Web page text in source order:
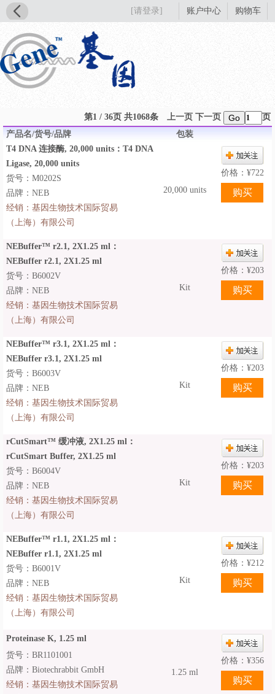
[请登录] 账户中心 购物车
第1 / 36页 共1068条 上一页 下一页 Go
页
产品名/货号/品牌
包装
T4 DNA 连接酶, 20,000 units：T4 DNA
Ligase, 20,000 units
20,000 units
价格： ¥722
货号：M0202S
品牌：NEB
经销： 基因生物技术国际贸易
（上海）有限公司
NEBuffer™ r2.1, 2X1.25 ml：
NEBuffer r2.1, 2X1.25 ml
Kit
价格： ¥203
货号：B6002V
品牌：NEB
经销： 基因生物技术国际贸易
（上海）有限公司
NEBuffer™ r3.1, 2X1.25 ml：
NEBuffer r3.1, 2X1.25 ml
Kit
价格： ¥203
货号：B6003V
品牌：NEB
经销： 基因生物技术国际贸易
（上海）有限公司
rCutSmart™ 缓冲液, 2X1.25 ml：
rCutSmart Buffer, 2X1.25 ml
Kit
价格： ¥203
货号：B6004V
品牌：NEB
经销： 基因生物技术国际贸易
（上海）有限公司
NEBuffer™ r1.1, 2X1.25 ml：
NEBuffer r1.1, 2X1.25 ml
Kit
价格： ¥212
货号：B6001V
品牌：NEB
经销： 基因生物技术国际贸易
（上海）有限公司
Proteinase K, 1.25 ml
1.25 ml
价格： ¥356
货号：BR1101001
品牌：Biotechrabbit GmbH
经销： 基因生物技术国际贸易